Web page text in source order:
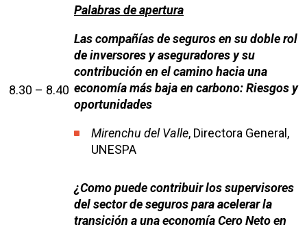
8.30 – 8.40
Palabras de apertura
Las compañías de seguros en su doble rol
de inversores y aseguradores y su
contribución en el camino hacia una
economía más baja en carbono: Riesgos y
oportunidades
Mirenchu del Valle, Directora General,
UNESPA
¿Como puede contribuir los supervisores
del sector de seguros para acelerar la
transición a una economía Cero Neto en